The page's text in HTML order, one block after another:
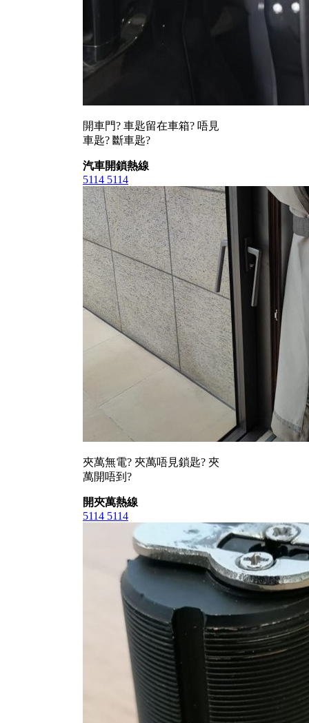
開車門? 車匙留在車箱? 唔見
車匙? 斷車匙?
汽車開鎖熱線
5114 5114
夾萬無電? 夾萬唔見鎖匙? 夾
萬開唔到?
開夾萬熱線
5114 5114